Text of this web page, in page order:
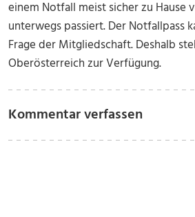
einem Notfall meist sicher zu
unterwegs passiert. Der Notfallpass
Frage der Mitgliedschaft. Deshalb
Oberösterreich zur Verfügung.
Kommentar verfassen